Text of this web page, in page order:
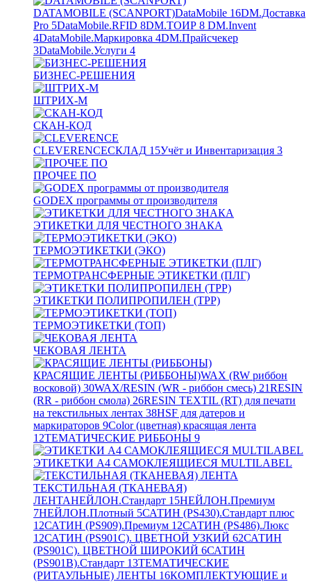
DATAMOBILE (SCANPORT)DataMobile 16DM.Доставка
Pro 5DataMobile.RFID 8DM.ТОИР 8 DM.Invent
4DataMobile.Маркировка 4DM.Прайсчекер
3DataMobile.Услуги 4
БИЗНЕС-РЕШЕНИЯ
ШТРИХ-М
СКАН-КОД
CLEVERENCEСКЛАД 15Учёт и Инвентаризация 3
ПРОЧЕЕ ПО
GODEX программы от производителя
ЭТИКЕТКИ ДЛЯ ЧЕСТНОГО ЗНАКА
ТЕРМОЭТИКЕТКИ (ЭКО)
ТЕРМОТРАНСФЕРНЫЕ ЭТИКЕТКИ (ПЛГ)
ЭТИКЕТКИ ПОЛИПРОПИЛЕН (TPP)
ТЕРМОЭТИКЕТКИ (ТОП)
ЧЕКОВАЯ ЛЕНТА
КРАСЯЩИЕ ЛЕНТЫ (РИББОНЫ)WAX (RW риббон
восковой) 30WAX/RESIN (WR - риббон смесь) 21RESIN
(RR - риббон смола) 26RESIN TEXTIL (RT) для печати
на текстильных лентах 38HSF для датеров и
маркираторов 9Color (цветная) красящая лента
12ТЕМАТИЧЕСКИЕ РИББОНЫ 9
ЭТИКЕТКИ А4 САМОКЛЕЯЩИЕСЯ MULTILABEL
ТЕКСТИЛЬНАЯ (ТКАНЕВАЯ)
ЛЕНТАНЕЙЛОН.Стандарт 15НЕЙЛОН.Премиум
7НЕЙЛОН.Плотный 5САТИН (PS430).Стандарт плюс
12САТИН (PS909).Премиум 12САТИН (PS486).Люкс
12САТИН (PS901C). ЦВЕТНОЙ УЗКИЙ 62САТИН
(PS901C). ЦВЕТНОЙ ШИРОКИЙ 6САТИН
(PS901B).Стандарт 13ТЕМАТИЧЕСКИЕ
(РИТАУЛЬНЫЕ) ЛЕНТЫ 16КОМПЛЕКТУЮЩИЕ и